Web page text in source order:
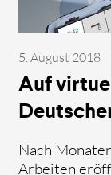
5. August 2018
Auf
Nach
Arbeiten